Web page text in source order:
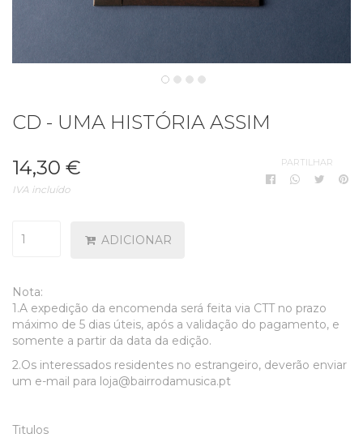
CD - UMA HISTÓRIA ASSIM
14,30 €
IVA incluído
PARTILHAR
ADICIONAR
Nota:
1.A expedição da encomenda será feita via CTT no prazo
máximo de 5 dias úteis, após a validação do pagamento, e
somente a partir da data da edição.
2.Os interessados residentes no estrangeiro, deverão enviar
um e-mail para loja@bairrodamusica.pt
Titulos